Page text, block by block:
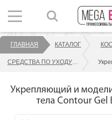
ГЛАВНАЯ КАТАЛОГ
СРЕДСТВА ПО УХОДУ ЗА ТЕЛОМ
Укрепляющий и
тела Contour Gel